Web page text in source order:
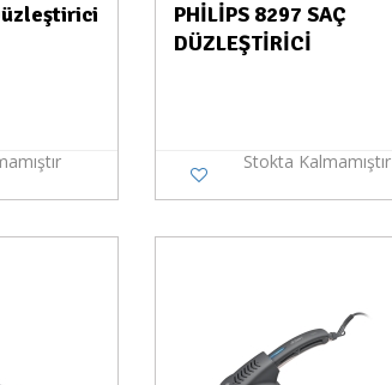
PHİLİPS 8297 SAÇ
DÜZLEŞTİRİCİ
Stokta Kalmamıştır